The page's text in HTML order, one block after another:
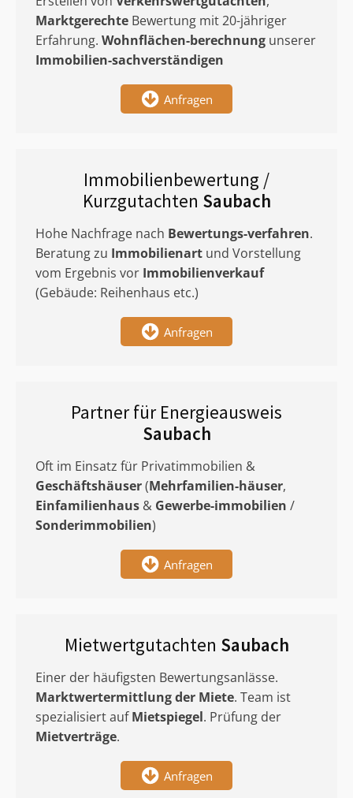
Marktgerechte Bewertung mit 20-jähriger
Erfahrung. Wohnflächen-berechnung unserer
Immobilien-sachverständigen
Anfragen
Immobilienbewertung /
Kurzgutachten Saubach
Hohe Nachfrage nach Bewertungs-verfahren.
Beratung zu Immobilienart und Vorstellung
vom Ergebnis vor Immobilienverkauf
(Gebäude: Reihenhaus etc.)
Anfragen
Partner für Energieausweis
Saubach
Oft im Einsatz für Privatimmobilien &
Geschäftshäuser(Mehrfamilien-häuser,
Einfamilienhaus & Gewerbe-immobilien /
Sonderimmobilien)
Anfragen
Mietwertgutachten Saubach
Einer der häufigsten Bewertungsanlässe.
Marktwertermittlungder Miete. Team ist
spezialisiert aufMietspiegel. Prüfung der
Mietverträge.
Anfragen